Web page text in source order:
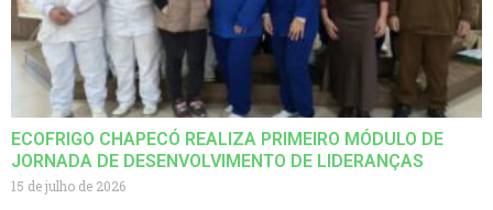
ECOFRIGO CHAPECÓ REALIZA PRIMEIRO MÓDULO DE
JORNADA DE DESENVOLVIMENTO DE LIDERANÇAS
15 de julho de 2026